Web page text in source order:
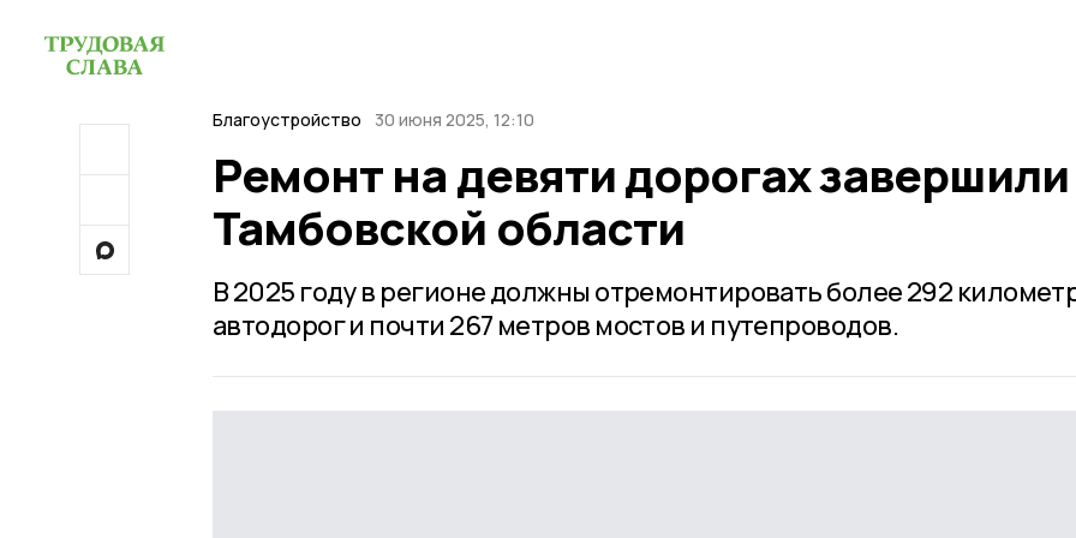
Благоустройство 30 июня 2025, 12:10
Ремонт на девяти дорогах завершили
Тамбовской области
В 2025 году в регионе должны отремонтировать более 292
автодорог и почти 267 метров мостов и путепроводов.